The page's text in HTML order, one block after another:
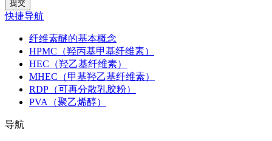
快捷导航
纤维素醚的基本概念
HPMC（羟丙基甲基纤维素）
HEC（羟乙基纤维素）
MHEC（甲基羟乙基纤维素）
RDP（可再分散乳胶粉）
PVA（聚乙烯醇）
导航